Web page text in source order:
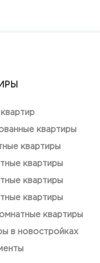
квартиры
квартиры
квартиры
квартиры
квартиры
квартиры
в новостройках